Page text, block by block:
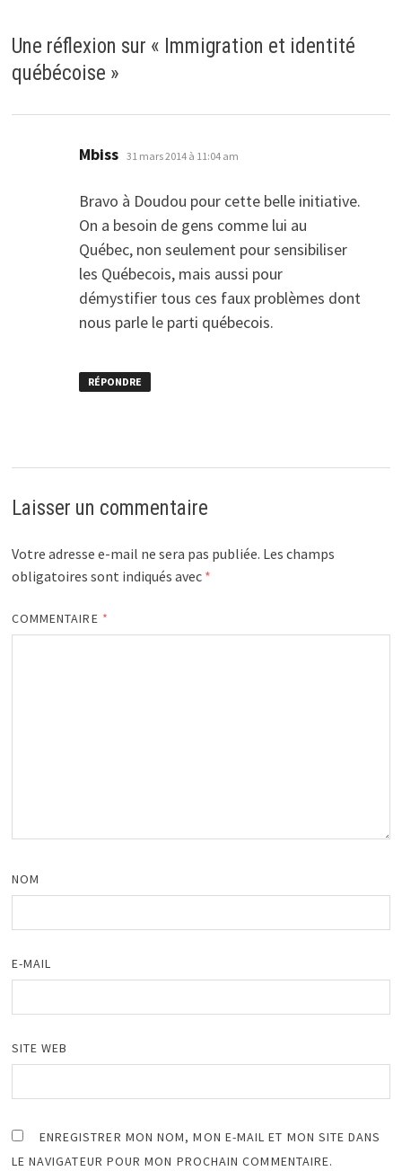
Une réflexion sur « Immigration et identité
québécoise »
Mbiss dit :
31 mars 2014 à 11:04 am
Bravo à Doudou pour cette belle initiative.
On a besoin de gens comme lui au
Québec, non seulement pour sensibiliser
les Québecois, mais aussi pour
démystifier tous ces faux problèmes dont
nous parle le parti québecois.
RÉPONDRE
Laisser un commentaire
Votre adresse e-mail ne sera pas publiée. Les champs
obligatoires sont indiqués avec *
COMMENTAIRE *
NOM
E-MAIL
SITE WEB
ENREGISTRER MON NOM, MON E-MAIL ET MON SITE DANS
LE NAVIGATEUR POUR MON PROCHAIN COMMENTAIRE.